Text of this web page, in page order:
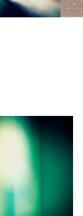
Italiaanse
Zweeds
Chinees
Arabisch
Nepalees
Oekraïens